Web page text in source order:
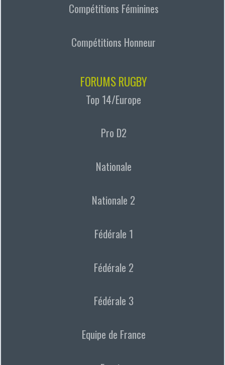
Compétitions Féminines
Compétitions Honneur
FORUMS RUGBY
Top 14/Europe
Pro D2
Nationale
Nationale 2
Fédérale 1
Fédérale 2
Fédérale 3
Equipe de France